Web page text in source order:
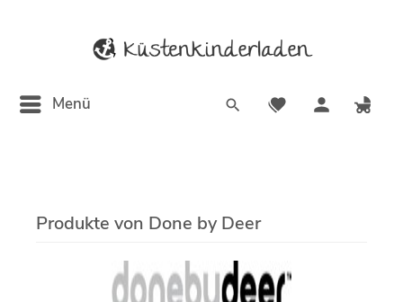
Menü
Produkte von Done by Deer